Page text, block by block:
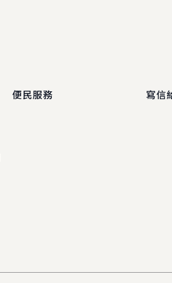
便民服務 寫信